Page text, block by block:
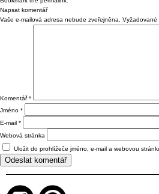
Napsat komentář
Vaše e-mailová adresa nebude zveřejněna.
Vyžadované
Komentář*
Jméno *
E-mail *
Webová stránka
Uložit do prohlížeče jméno, e-mail a webovou